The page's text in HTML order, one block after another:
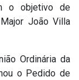
o objetivo de
João Villa
Ordinária da
o Pedido de